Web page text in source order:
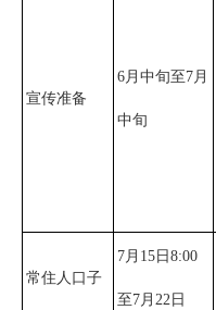
宣传准备
6月中旬至7月
中旬
常住人口子
7月15日8:00
至7月22日